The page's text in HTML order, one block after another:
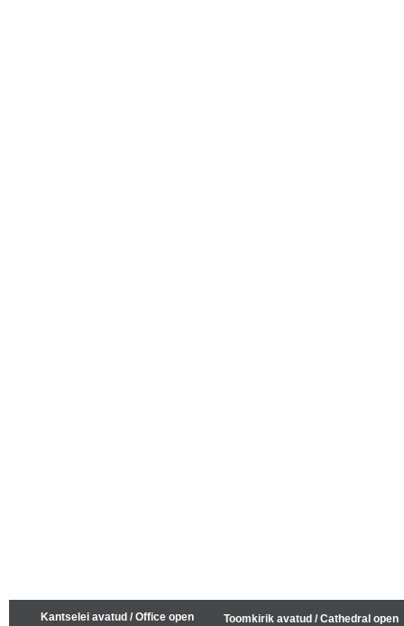
Kantselei avatud / Office open
Toomkirik avatud / Cathedral open